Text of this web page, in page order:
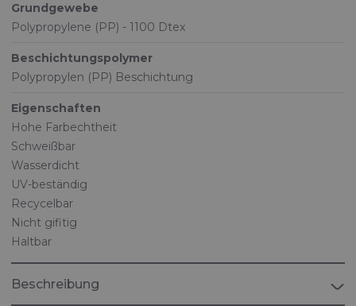
Grundgewebe
Polypropylene (PP) - 1100 Dtex
Beschichtungspolymer
Polypropylen (PP) Beschichtung
Eigenschaften
Hohe Farbechtheit
Schweißbar
Wasserdicht
UV-beständig
Recycelbar
Nicht gifitig
Haltbar
Beschreibung